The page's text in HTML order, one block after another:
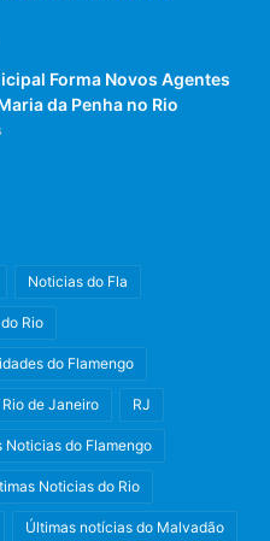
Forma Novos Agentes
da Penha no Rio
Noticias do Fla
Rio
do Flamengo
Rio de Janeiro RJ
Noticias do Flamengo
Noticias do Rio
Últimas notícias do Malvadão